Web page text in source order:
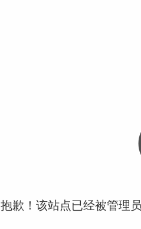
抱歉！该站点已经被管理